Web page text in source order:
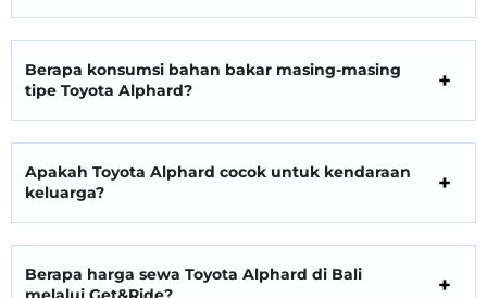
Berapa konsumsi bahan bakar masing-masing
tipe Toyota Alphard?
Apakah Toyota Alphard cocok untuk kendaraan
keluarga?
Berapa harga sewa Toyota Alphard di Bali